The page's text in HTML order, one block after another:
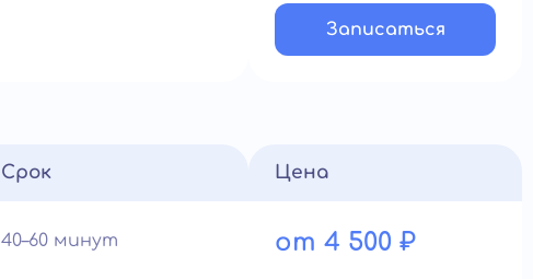
Записатьcя
Срок
40–60 минут
Цена
от 4 500 ₽